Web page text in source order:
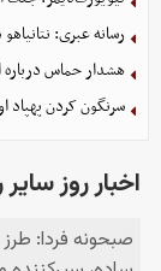
رسانه عبری:
هشدار حماس درباره
سرنگون کردن پهپاد